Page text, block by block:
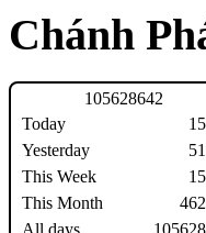
Chánh
105628642
Today
Yesterday
This Week
This Month
All days